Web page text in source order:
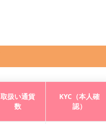
取扱い通貨
数
KYC（本人確
認）